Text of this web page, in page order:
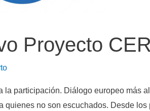
Proyecto
la participación. Diálogo europeo más
quienes no son escuchados. Desde